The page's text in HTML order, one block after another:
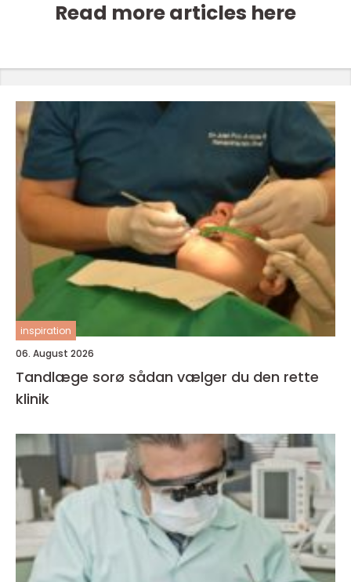
Read more articles here
inspiration
06. August 2026
Tandlæge sorø sådan vælger du den rette
klinik